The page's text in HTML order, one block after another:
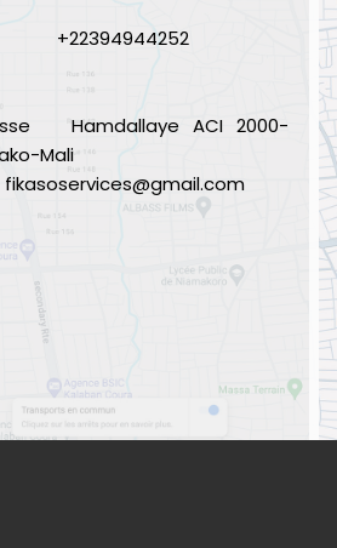
+22394944252
Hamdallaye ACI 2000-
Mali
fikasoservices@gmail.com